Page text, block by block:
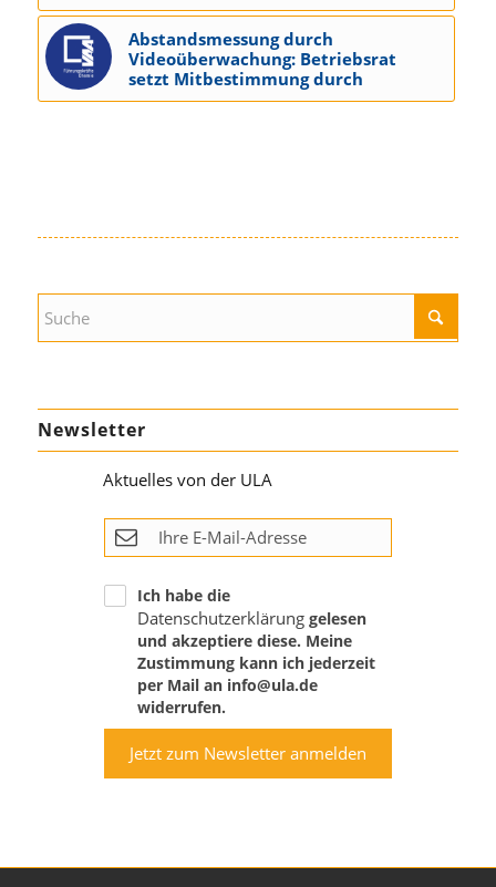
Abstandsmessung durch
Videoüberwachung: Betriebsrat
setzt Mitbestimmung durch
Newsletter
Jetzt zum Newsletter anmelden
Aktuelles von der ULA
Ich habe die
Datenschutzerklärung gelesen
und akzeptiere diese. Meine
Zustimmung kann ich jederzeit
per Mail an info@ula.de
widerrufen.